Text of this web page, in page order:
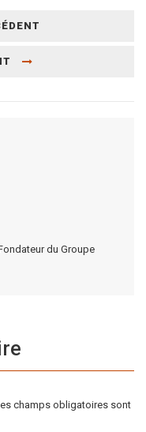
du Groupe
champs obligatoires sont